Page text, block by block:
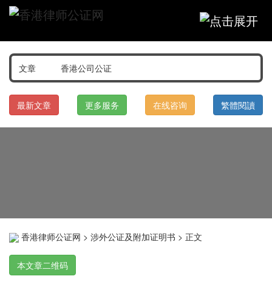
最新文章 更多服务 在线咨询 繁體閱讀
香港律师公证网 > 涉外公证及附加证明书 > 正文
本文章二维码